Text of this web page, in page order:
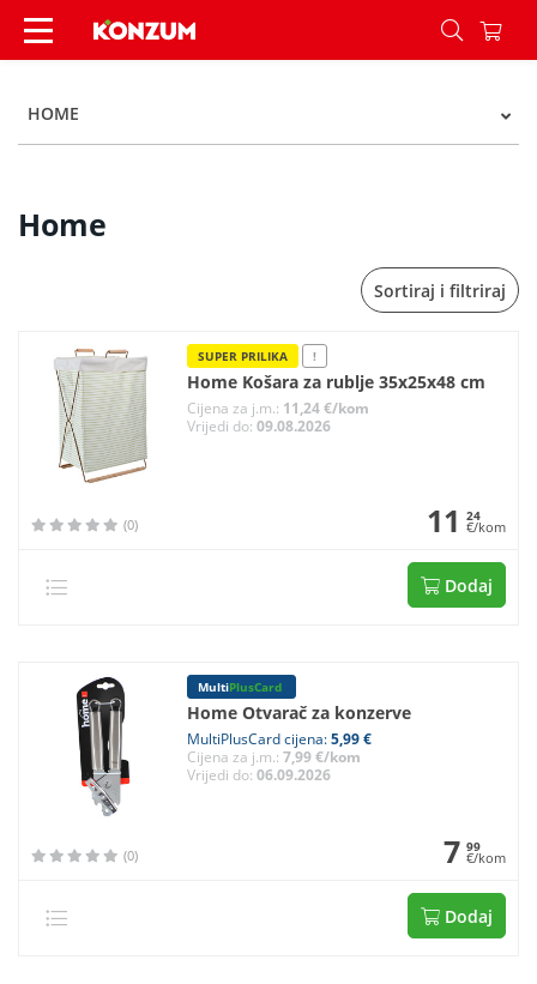
Home - Kategorije - Konzum
HOME
Home
Sortiraj i filtriraj
SUPER PRILIKA !
Home Košara za rublje 35x25x48 cm
Cijena za j.m.: 11,24 €/kom
Vrijedi do: 09.08.2026
(0) 11 24
€/kom
Dodaj
MultiPlusCard
Home Otvarač za konzerve
MultiPlusCard cijena:5,99 €
Cijena za j.m.: 7,99 €/kom
Vrijedi do: 06.09.2026
(0) 7 99
€/kom
Dodaj